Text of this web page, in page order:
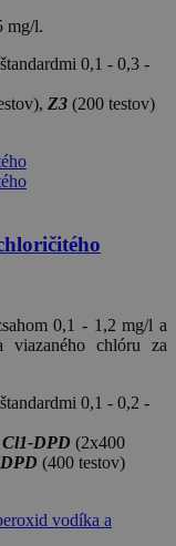
mg/l.
0,1 - 0,3 -
Z3 (200 testov)
0,1 - 1,2 mg/l a
chlóru za
0,1 - 0,2 -
Cl1-DPD (2x400
(400 testov)